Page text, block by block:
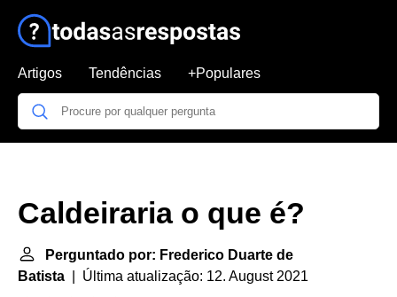
Artigos Tendências +Populares
Caldeiraria o que é?
Perguntado por: Frederico Duarte de
Batista | Última atualização: 12. August 2021